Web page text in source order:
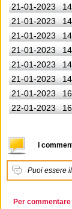
21-01-2023
21-01-2023
21-01-2023
21-01-2023
21-01-2023
21-01-2023
21-01-2023
22-01-2023
I
Puoi essere
Per